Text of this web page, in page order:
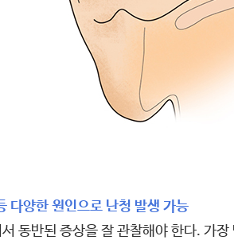
다양한 원인으로 난청 발생 가능
동반된 증상을 잘 관찰해야 한다. 가